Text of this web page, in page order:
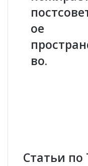
г
д
с
а
д
ое
во.
Статьи по